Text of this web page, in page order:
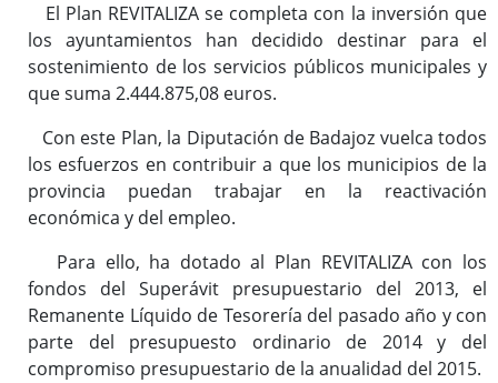
El Plan REVITALIZA se completa con la inversión que
los ayuntamientos han decidido destinar para el
sostenimiento de los servicios públicos municipales y
que suma 2.444.875,08 euros.
Con este Plan, la Diputación de Badajoz vuelca todos
los esfuerzos en contribuir a que los municipios de la
provincia puedan trabajar en la reactivación
económica y del empleo.
Para ello, ha dotado al Plan REVITALIZA con los
fondos del Superávit presupuestario del 2013, el
Remanente Líquido de Tesorería del pasado año y con
parte del presupuesto ordinario de 2014 y del
compromiso presupuestario de la anualidad del 2015.